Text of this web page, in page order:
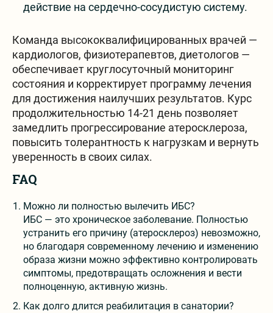
действие на сердечно-сосудистую систему.
Команда высококвалифицированных врачей —
кардиологов, физиотерапевтов, диетологов —
обеспечивает круглосуточный мониторинг
состояния и корректирует программу лечения
для достижения наилучших результатов. Курс
продолжительностью 14-21 день позволяет
замедлить прогрессирование атеросклероза,
повысить толерантность к нагрузкам и вернуть
уверенность в своих силах.
FAQ
Можно ли полностью вылечить ИБС?
ИБС — это хроническое заболевание. Полностью
устранить его причину (атеросклероз) невозможно,
но благодаря современному лечению и изменению
образа жизни можно эффективно контролировать
симптомы, предотвращать осложнения и вести
полноценную, активную жизнь.
Как долго длится реабилитация в санатории?